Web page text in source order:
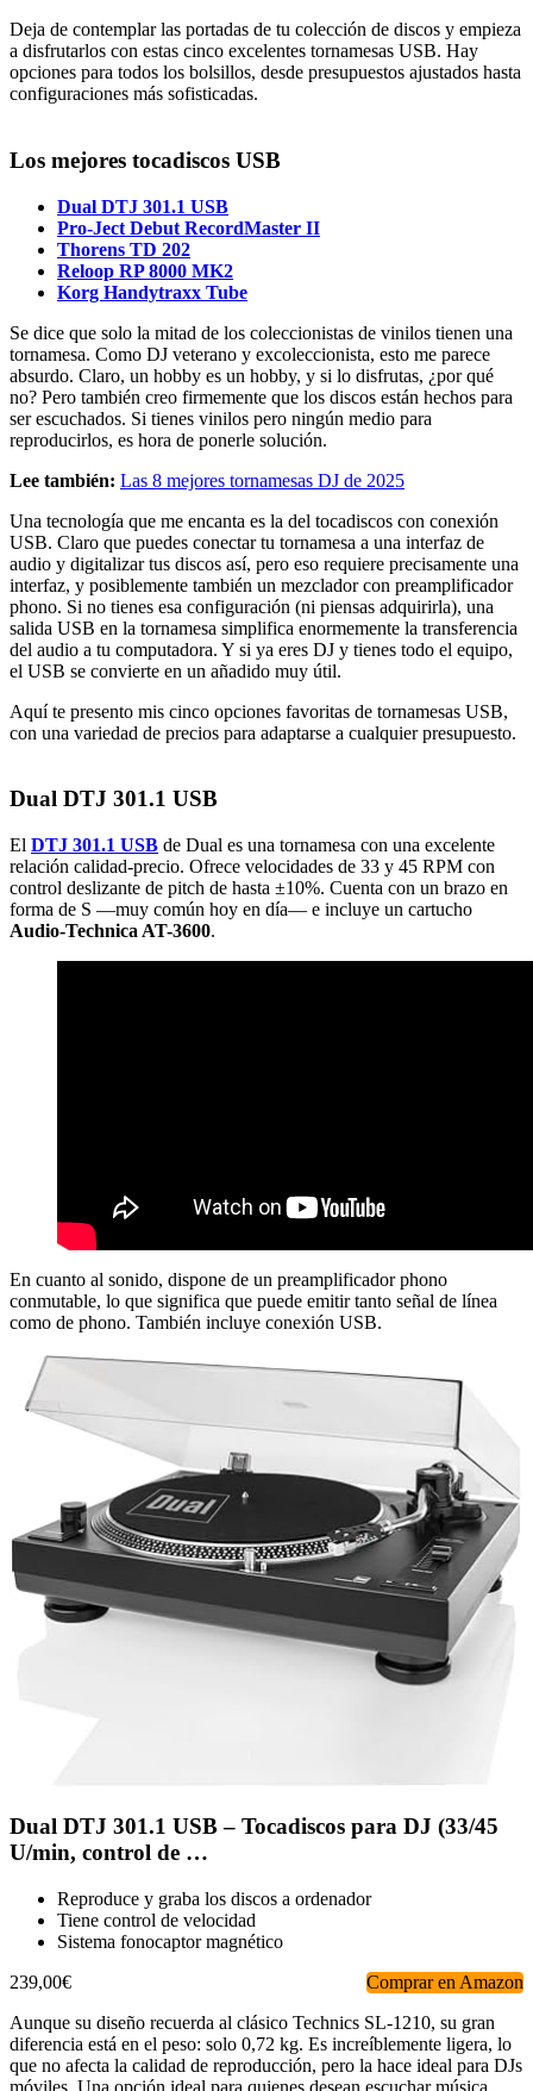
Deja de contemplar las portadas de tu colección de discos y empieza
a disfrutarlos con estas cinco excelentes tornamesas USB. Hay
opciones para todos los bolsillos, desde presupuestos ajustados hasta
configuraciones más sofisticadas.
Los mejores tocadiscos USB
Dual DTJ 301.1 USB
Pro-Ject Debut RecordMaster II
Thorens TD 202
Reloop RP 8000 MK2
Korg Handytraxx Tube
Se dice que solo la mitad de los coleccionistas de vinilos tienen una
tornamesa. Como DJ veterano y excoleccionista, esto me parece
absurdo. Claro, un hobby es un hobby, y si lo disfrutas, ¿por qué
no? Pero también creo firmemente que los discos están hechos para
ser escuchados. Si tienes vinilos pero ningún medio para
reproducirlos, es hora de ponerle solución.
Lee también: Las 8 mejores tornamesas DJ de 2025
Una tecnología que me encanta es la del tocadiscos con conexión
USB. Claro que puedes conectar tu tornamesa a una interfaz de
audio y digitalizar tus discos así, pero eso requiere precisamente una
interfaz, y posiblemente también un mezclador con preamplificador
phono. Si no tienes esa configuración (ni piensas adquirirla), una
salida USB en la tornamesa simplifica enormemente la transferencia
del audio a tu computadora. Y si ya eres DJ y tienes todo el equipo,
el USB se convierte en un añadido muy útil.
Aquí te presento mis cinco opciones favoritas de tornamesas USB,
con una variedad de precios para adaptarse a cualquier presupuesto.
Dual DTJ 301.1 USB
El DTJ 301.1 USB de Dual es una tornamesa con una excelente
relación calidad-precio. Ofrece velocidades de 33 y 45 RPM con
control deslizante de pitch de hasta ±10%. Cuenta con un brazo en
forma de S —muy común hoy en día— e incluye un cartucho
Audio-Technica AT-3600.
En cuanto al sonido, dispone de un preamplificador phono
conmutable, lo que significa que puede emitir tanto señal de línea
como de phono. También incluye conexión USB.
Dual DTJ 301.1 USB – Tocadiscos para DJ (33/45
U/min, control de …
Reproduce y graba los discos a ordenador
Tiene control de velocidad
Sistema fonocaptor magnético
239,00€
Comprar en Amazon
Aunque su diseño recuerda al clásico Technics SL-1210, su gran
diferencia está en el peso: solo 0,72 kg. Es increíblemente ligera, lo
que no afecta la calidad de reproducción, pero la hace ideal para DJs
móviles. Una opción ideal para quienes desean escuchar música